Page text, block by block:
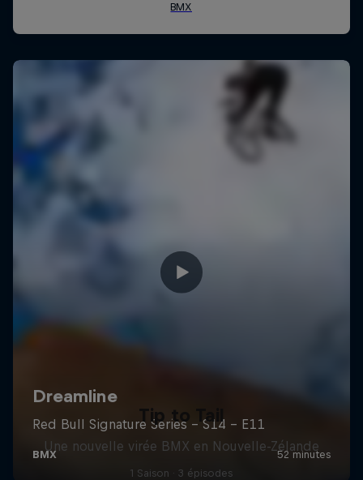
Tip to Tail
Une nouvelle virée BMX en Nouvelle-Zélande
1 Saison · 3 épisodes